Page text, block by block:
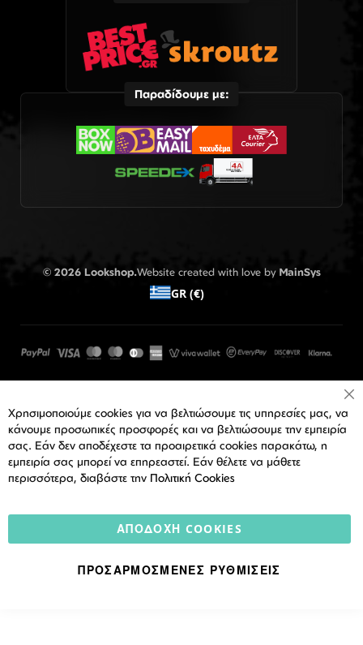
Παραδίδουμε με:
© 2026 Lookshop.Website created with love by MainSys
GR (€)
Χρησιμοποιούμε cookies για να βελτιώσουμε τις υπηρεσίες μας, να
κάνουμε προσωπικές προσφορές και να βελτιώσουμε την εμπειρία
σας. Εάν δεν αποδέχεστε τα προαιρετικά cookies παρακάτω, η
εμπειρία σας μπορεί να επηρεαστεί. Εάν θέλετε να μάθετε
περισσότερα, διαβάστε την Πολιτική Cookies
ΑΠΟΔΟΧΉ COOKIES
ΠΡΟΣΑΡΜΟΣΜΈΝΕΣ ΡΥΘΜΊΣΕΙΣ